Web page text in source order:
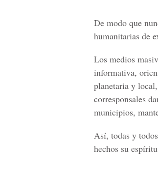
De modo que
humanitarias de
Los medios
informativa,
planetaria y
corresponsales
municipios,
Así, todas y
hechos su